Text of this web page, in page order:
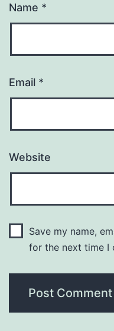
Name *
Email *
Website
Save my name,
for the next time I